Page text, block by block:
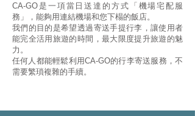
CA-GO是一項當日送達的方式「機場宅配服
務」，能夠用連結機場和您下榻的飯店。
我們的目的是希望透過寄送手提行李，讓使用者
能完全活用旅遊的時間，最大限度提升旅遊的魅
力。
任何人都能輕鬆利用CA-GO的行李寄送服務，不
需要繁瑣複雜的手續。